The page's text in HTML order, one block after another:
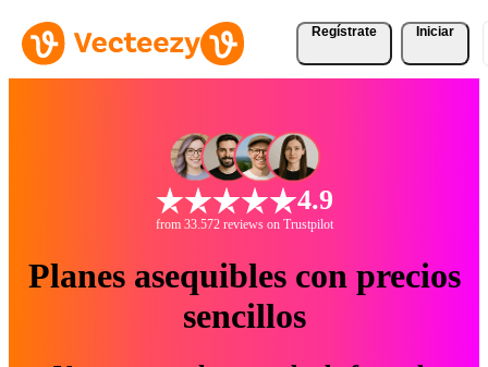
Regístrate Iniciar
4.9
from 33.572 reviews on Trustpilot
Planes asequibles con precios
sencillos